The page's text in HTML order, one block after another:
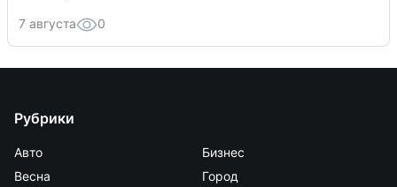
7 августа 0
Рубрики
Авто
Бизнес
Весна
Город